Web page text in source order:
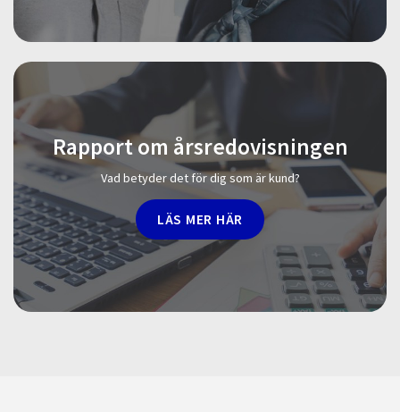
Rapport om årsredovisningen
Vad betyder det för dig som är kund?
LÄS MER HÄR